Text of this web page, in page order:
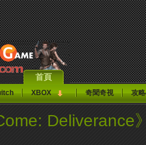
首頁
XBOX 奇聞奇視 攻
Deliverance